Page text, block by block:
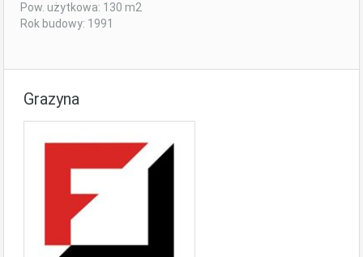
Pow. użytkowa: 130 m2
Rok budowy: 1991
Grazyna